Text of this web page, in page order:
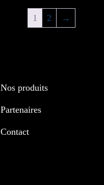
1 2 →
Nos produits
Partenaires
Contact